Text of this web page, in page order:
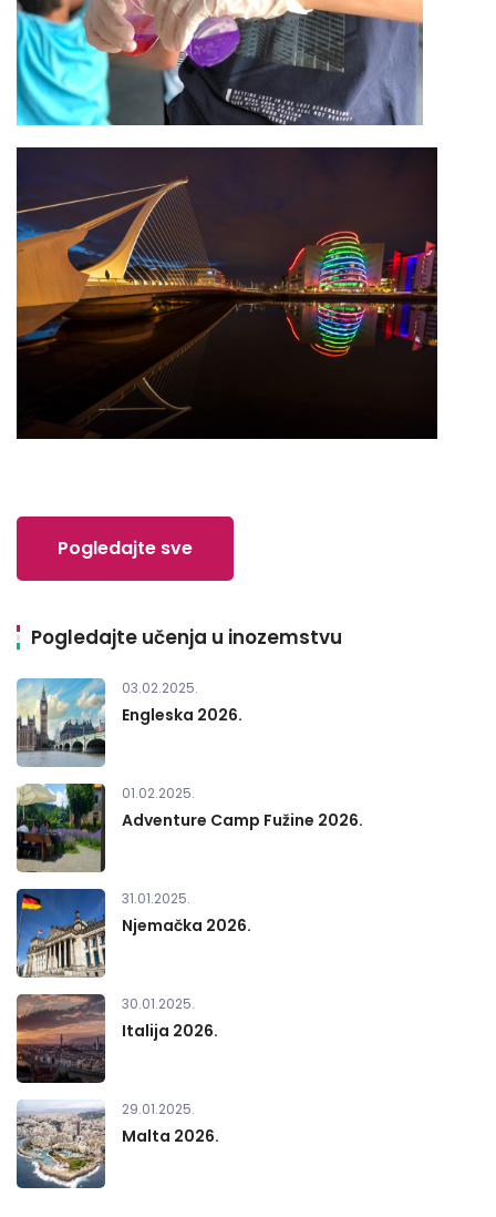
Pogledajte sve
Pogledajte učenja u inozemstvu
03.02.2025.
Engleska 2026.
01.02.2025.
Adventure Camp Fužine 2026.
31.01.2025.
Njemačka 2026.
30.01.2025.
Italija 2026.
29.01.2025.
Malta 2026.